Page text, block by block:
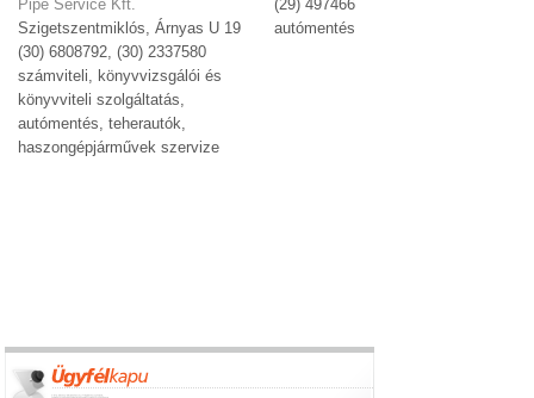
Pipe Service Kft.
Szigetszentmiklós, Árnyas U 19
(30) 6808792, (30) 2337580
számviteli, könyvvizsgálói és
könyvviteli szolgáltatás,
autómentés, teherautók,
haszongépjárművek szervize
(29) 497466
autómentés